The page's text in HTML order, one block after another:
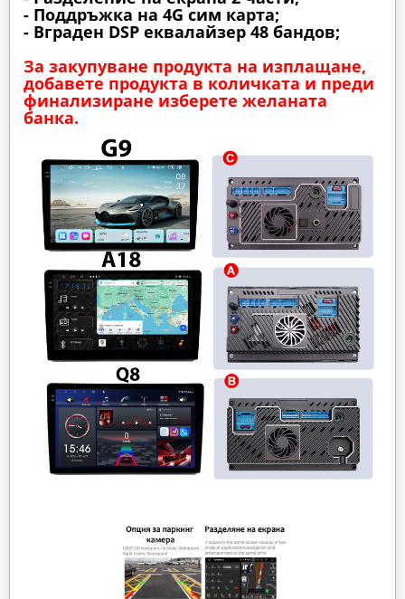
- Поддръжка на 4G сим карта;
- Вграден DSP еквалайзер 48 бандов;
За закупуване продукта на изплащане,
добавете продукта в количката и преди
финализиране изберете желаната
банка.